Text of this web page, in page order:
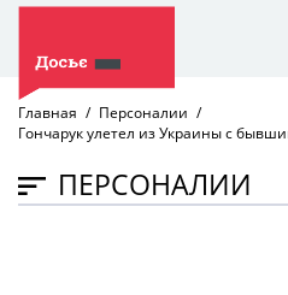
Главная
Персоналии
Гончарук улетел из Украины с
ПЕРСОНАЛИИ